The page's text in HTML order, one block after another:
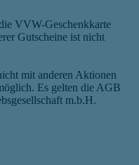
VVW-Geschenkkarte
Gutscheine ist nicht
mit anderen Aktionen
Es gelten die AGB
m.b.H.